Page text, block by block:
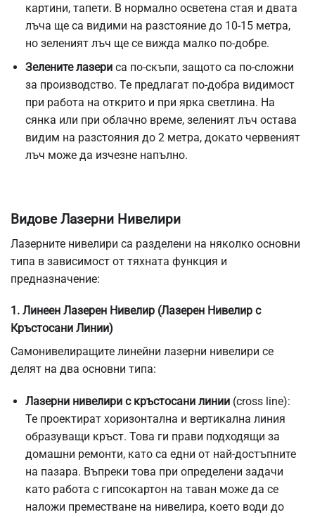
картини, тапети. В нормално осветена стая и двата
лъча ще са видими на разстояние до 10-15 метра,
но зеленият лъч ще се вижда малко по-добре.
Зелените лазериса по-скъпи, защото са по-сложни
за производство. Те предлагат по-добра видимост
при работа на открито и при ярка светлина. На
сянка или при облачно време, зеленият лъч остава
видим на разстояния до 2 метра, докато червеният
лъч може да изчезне напълно.
Видове Лазерни Нивелири
Лазерните нивелири са разделени на няколко основни
типа в зависимост от тяхната функция и
предназначение:
1. Линеен Лазерен Нивелир (Лазерен Нивелир с
Кръстосани Линии)
Самонивелиращите линейни лазерни нивелири се
делят на два основни типа:
Лазерни нивелири с кръстосани линии(cross line):
Те проектират хоризонтална и вертикална линия
образуващи кръст. Това ги прави подходящи за
домашни ремонти, като са едни от най-достъпните
на пазара. Въпреки това при определени задачи
като работа с гипсокартон на таван може да се
наложи преместване на нивелира, което води до